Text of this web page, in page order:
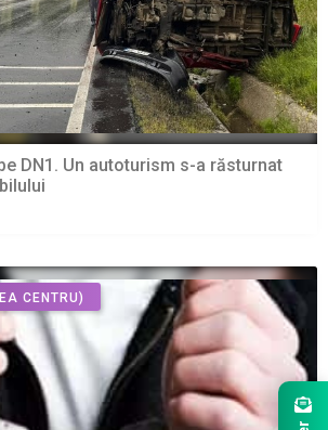
DN1. Un autoturism s-a răsturnat
CENTRU)